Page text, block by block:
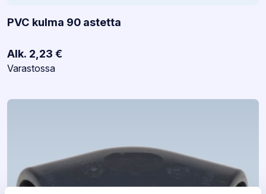
PVC kulma 90 astetta
Alk. 2,23 €
Varastotilanne:
Varastossa